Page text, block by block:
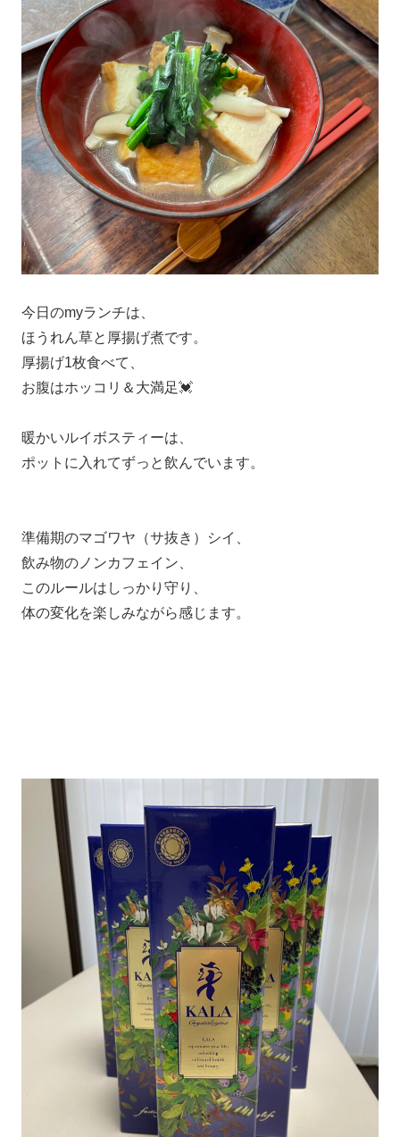
今日のmyランチは、
ほうれん草と厚揚げ煮です。
厚揚げ1枚食べて、
お腹はホッコリ＆大満足💓
暖かいルイボスティーは、
ポットに入れてずっと飲んでいます。
準備期のマゴワヤ（サ抜き）シイ、
飲み物のノンカフェイン、
このルールはしっかり守り、
体の変化を楽しみながら感じます。